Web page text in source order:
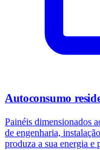
Autoconsumo
Painéis dimensionados
de engenharia,
produza a sua energia e